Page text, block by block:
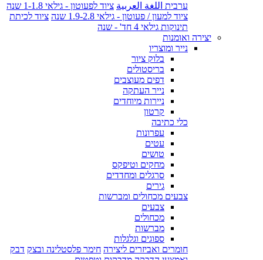
ערבית اللغة العربية ציוד לפעוטון - גילאי 1-1.8 שנה
ציוד למעון / פעוטון - גילאי 1.9-2.8 שנה
ציוד לכיתת
תינוקות גילאי 4 חד' - שנה
יצירה ואומנות
נייר ומוצריו
בלוק ציור
בריסטולים
דפים מעוצבים
נייר העתקה
ניירות מיוחדים
קרטון
כלי כתיבה
עפרונות
עטים
טושים
מחקים וטיפקס
סרגלים ומחדדים
גירים
צבעים מכחולים ומברשות
צבעים
מכחולים
מברשות
ספוגים וגלגלות
חומרים ואביזרים ליצירה חימר פלסטלינה ובצק דבק